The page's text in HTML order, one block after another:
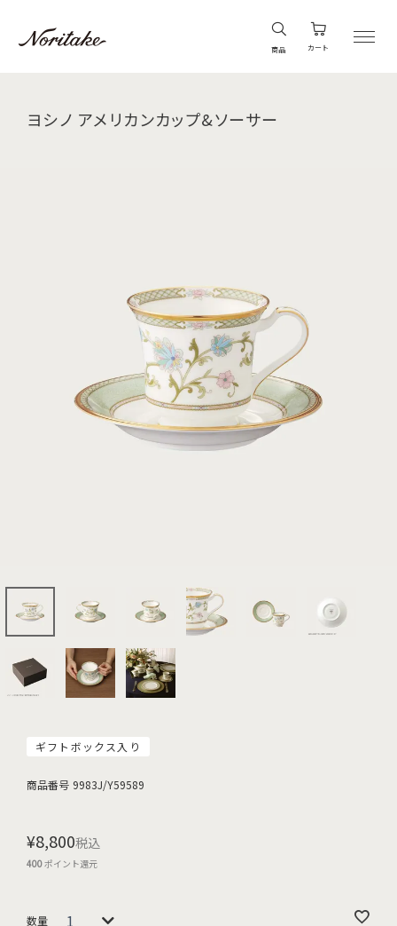
商品 カート
ヨシノ アメリカンカップ&ソーサー
ギフトボックス入り
商品番号 9983J/Y59589
¥8,800税込
400ポイント還元